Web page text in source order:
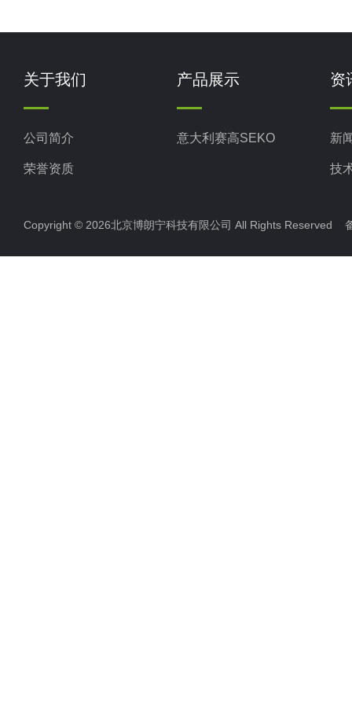
关于我们
公司简介
荣誉资质
产品展示
意大利赛高SEKO
资
新
技
Copyright © 2026北京博朗宁科技有限公司 All Rights Reserved